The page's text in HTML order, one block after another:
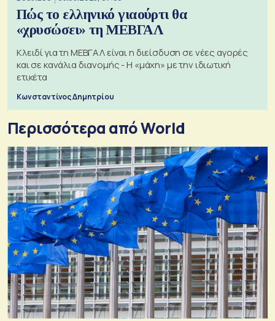
Πώς το ελληνικό γιαούρτι θα
«χρυσώσει» τη ΜΕΒΓΑΛ
Κλειδί για τη ΜΕΒΓΑΛ είναι η διείσδυση σε νέες αγορές
και σε κανάλια διανομής - Η «μάχη» με την ιδιωτική
ετικέτα
Κωνσταντίνος Δημητρίου
Περισσότερα από World